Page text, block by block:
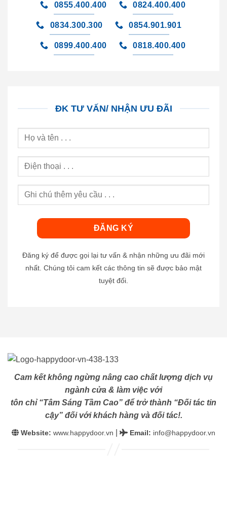
0855.400.400 0824.400.400
0834.300.300 0854.901.901
0899.400.400 0818.400.400
ĐK TƯ VẤN/ NHẬN ƯU ĐÃI
Đăng ký để được gọi lại tư vấn & nhận những ưu đãi mới
nhất. Chúng tôi cam kết các thông tin sẽ được bảo mật
tuyệt đối.
Cam kết không ngừng nâng cao chất lượng dịch vụ
ngành cửa & làm việc với
tôn chỉ “Tâm Sáng Tầm Cao” để trở thành “Đối tác tin
cậy” đối với khách hàng và đối tác!.
Website: www.happydoor.vn Email: info@happydoor.vn